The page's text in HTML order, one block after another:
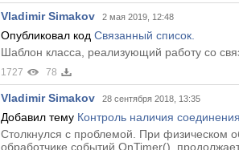
Vladimir Simakov 2 мая 2019, 12:48
Опубликовал код Связанный список.
Шаблон класса, реализующий работу со
1727 78
Vladimir Simakov 28 сентября 2018, 13:35
Добавил тему Контроль наличия
Столкнулся с проблемой. При физическом
обработчике событий OnTimer(),